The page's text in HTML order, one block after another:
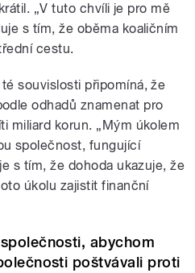
„V tuto chvíli je pro mě
s tím, že oběma koaličním
cestu.
souvislosti připomíná, že
odhadů znamenat pro
miliard korun. „Mým úkolem
společnost, fungující
s tím, že dohoda ukazuje, že
úkolu zajistit finanční
abychom
poštvávali proti